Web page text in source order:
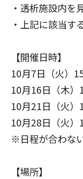
・透析施設内を
・上記に該当す
【開催日時】
10月7日（火）
10月16日（木
10月21日（火
10月28日（火
※日程が合わな
【場所】